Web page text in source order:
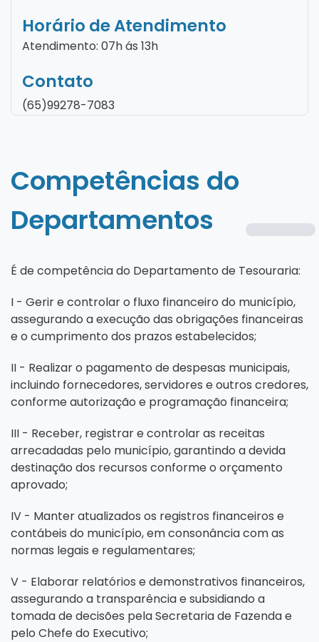
Horário de Atendimento
Atendimento: 07h ás 13h
Contato
(65)99278-7083
Competências do
Departamentos
É de competência do Departamento de Tesouraria:
I - Gerir e controlar o fluxo financeiro do município,
assegurando a execução das obrigações financeiras
e o cumprimento dos prazos estabelecidos;
II - Realizar o pagamento de despesas municipais,
incluindo fornecedores, servidores e outros credores,
conforme autorização e programação financeira;
III - Receber, registrar e controlar as receitas
arrecadadas pelo município, garantindo a devida
destinação dos recursos conforme o orçamento
aprovado;
IV - Manter atualizados os registros financeiros e
contábeis do município, em consonância com as
normas legais e regulamentares;
V - Elaborar relatórios e demonstrativos financeiros,
assegurando a transparência e subsidiando a
tomada de decisões pela Secretaria de Fazenda e
pelo Chefe do Executivo;